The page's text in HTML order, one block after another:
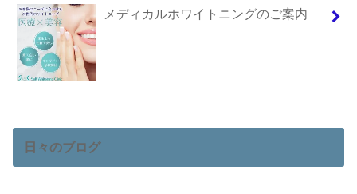
メディカルホワイトニングのご案内
日々のブログ